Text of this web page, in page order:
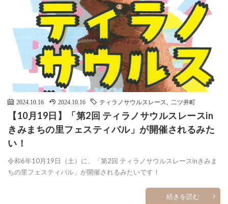
2024.10.16 2024.10.16 ティラノサウルスレース 二ツ井町
【10月19日】「第2回 ティラノサウルスレースin
きみまちの里フェスティバル」が開催されるみた
い！
令和6年10月19日（土）に、「第2回 ティラノサウルスレースinきみま
ちの里フェスティバル」が開催されるみたいです！
続きを読む